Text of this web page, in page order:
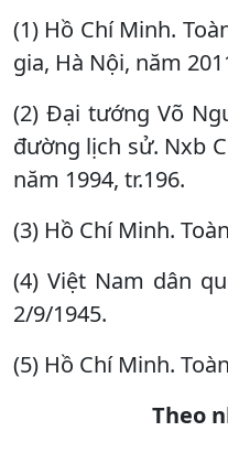
(1) Hồ Chí Minh.
gia, Hà Nội, năm
(2) Đại tướng Võ
đường lịch sử. Nxb
năm 1994, tr.196.
(3) Hồ Chí Minh.
(4) Việt Nam dân
2/9/1945.
(5) Hồ Chí Minh.
Theo